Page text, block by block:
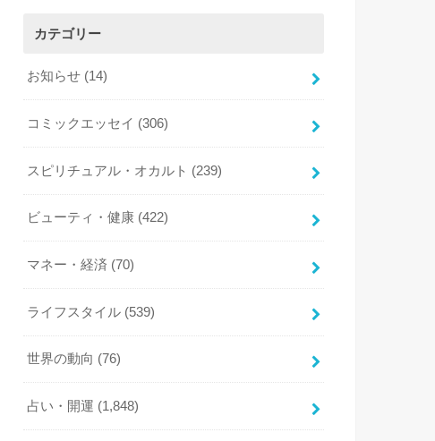
カテゴリー
お知らせ (14)
コミックエッセイ (306)
スピリチュアル・オカルト (239)
ビューティ・健康 (422)
マネー・経済 (70)
ライフスタイル (539)
世界の動向 (76)
占い・開運 (1,848)